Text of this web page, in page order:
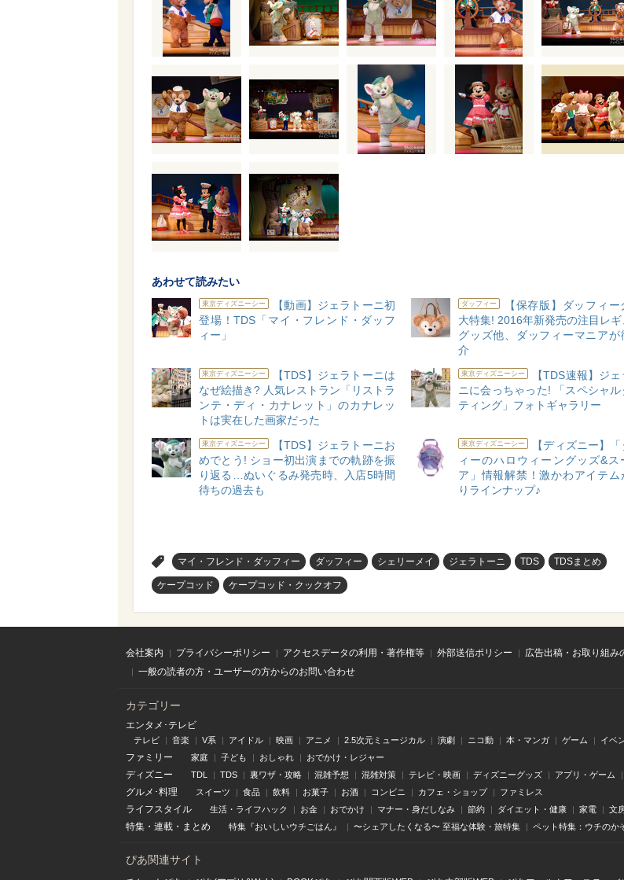
あわせて読みたい
東京ディズニーシー
【動画】ジェラトーニ初
登場！TDS「マイ・フレンド・ダッフ
ィー」
ダッフィー
【保存版】ダッフィー
大特集! 2016年新発売の注目レギ
グッズ他、ダッフィーマニアが
介
東京ディズニーシー
【TDS】ジェラトーニは
なぜ絵描き? 人気レストラン「リストラ
ンテ・ディ・カナレット」のカナレッ
トは実在した画家だった
東京ディズニーシー
【TDS速報】ジ
ニに会っちゃった! 「スペシャル
ティング」フォトギャラリー
東京ディズニーシー
【TDS】ジェラトーニお
めでとう! ショー初出演までの軌跡を振
り返る…ぬいぐるみ発売時、入店5時間
待ちの過去も
東京ディズニーシー
【ディズニー】
ィーのハロウィーングッズ&ス
ア」情報解禁！激かわアイテム
りラインナップ♪
マイ・フレンド・ダッフィー ダッフィー シェリーメイ ジェラトーニ TDS TDSまとめ
ケープコッド ケープコッド・クックオフ
会社案内 プライバシーポリシー アクセスデータの利用・著作権等 外部送信ポリシー
広告出稿・お取り組み
一般の読者の方・ユーザーの方からのお問い合わせ
カテゴリー
エンタメ･テレビ
テレビ 音楽 V系 アイドル 映画 アニメ 2.5次元ミュージカル 演劇 ニコ動 本・マンガ ゲーム イベ
ファミリー 家庭 子ども おしゃれ おでかけ・レジャー
ディズニー TDL TDS 裏ワザ・攻略 混雑予想 混雑対策 テレビ・映画 ディズニーグッズ アプリ・ゲーム
グルメ･料理 スイーツ 食品 飲料 お菓子 お酒 コンビニ カフェ・ショップ ファミレス
ライフスタイル 生活・ライフハック お金 おでかけ マナー・身だしなみ 節約 ダイエット・健康 家電 文
特集 ・ 連載 ・ まとめ 特集『おいしいウチごはん』 〜シェアしたくなる〜 至福な体験・旅特集 ペット特集：ウチのか
ぴあ関連サイト